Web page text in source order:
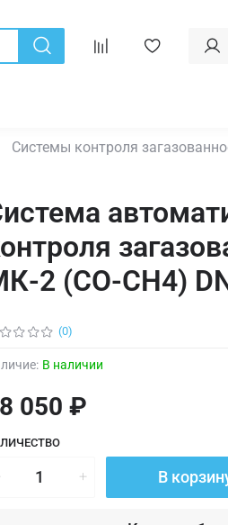
Системы контроля
(0)
В наличии
2 (CO-CH4)
050 ₽
В